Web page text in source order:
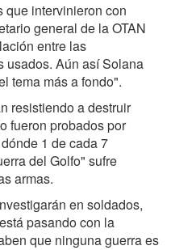
que intervinieron con
general de la OTAN
entre las
usados. Aún así Solana
tema más a fondo".
resistiendo a destruir
fueron probados por
1 de cada 7
del Golfo" sufre
armas.
en soldados,
pasando con la
que ninguna guerra es